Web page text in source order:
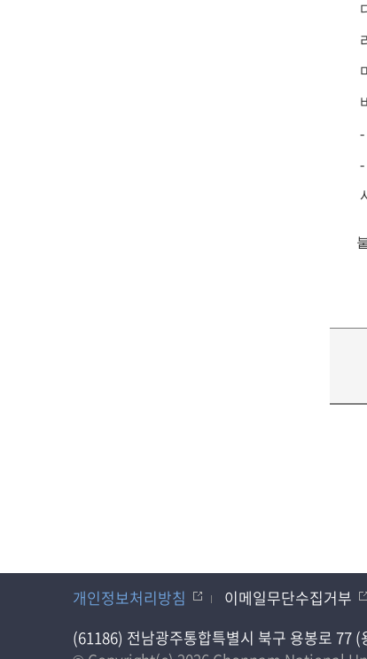
-
-
개인정보처리방침 이메일무단수집거부
(61186) 전남광주통합특별시 북구 용봉로 77